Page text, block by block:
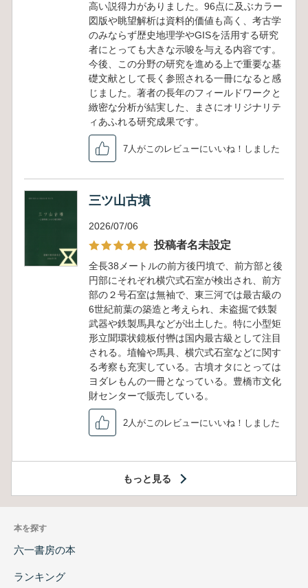
高い説得力がありました。96点に及ぶカラー
図版や眺望解析は資料的価値も高く、考古学
のみならず歴史地理学やGISを活用する研究
者にとっても大きな示唆を与える内容です。
今後、この分野の研究を進める上で重要な基
礎文献として長く参照される一冊になると感
じました。著者の長年のフィールドワークと
緻密な分析が結実した、まさにオリジナリテ
ィあふれる研究成果です。
7人がこのレビューにいいね！しました
三ツ山古墳
2026/07/06
投稿者名未設定
全長38メートルの前方後円墳で、前方部と後
円部にそれぞれ横穴式石室が検出され、前方
部の２号石室は無袖で、東三河では最古級の
6世紀前葉の築造と考えられ、未盗掘で鉄製
武器や鉄製馬具などが出土した。特に小型矩
形立聞環状鏡板付轡は国内最古級として注目
される。埴輪や馬具、横穴式石室などに関す
る考察も充実している。古墳オタにとっては
ヨダレもんの一冊となっている。豊橋市文化
財センターで販売している。
2人がこのレビューにいいね！しました
もっと見る
本を探す
六一書房の本
ランキング